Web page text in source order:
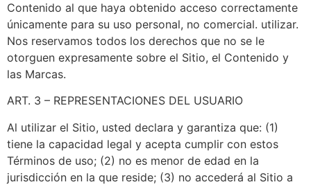
Contenido al que haya obtenido acceso correctamente
únicamente para su uso personal, no comercial. utilizar.
Nos reservamos todos los derechos que no se le
otorguen expresamente sobre el Sitio, el Contenido y
las Marcas.
ART. 3 – REPRESENTACIONES DEL USUARIO
Al utilizar el Sitio, usted declara y garantiza que: (1)
tiene la capacidad legal y acepta cumplir con estos
Términos de uso; (2) no es menor de edad en la
jurisdicción en la que reside; (3) no accederá al Sitio a